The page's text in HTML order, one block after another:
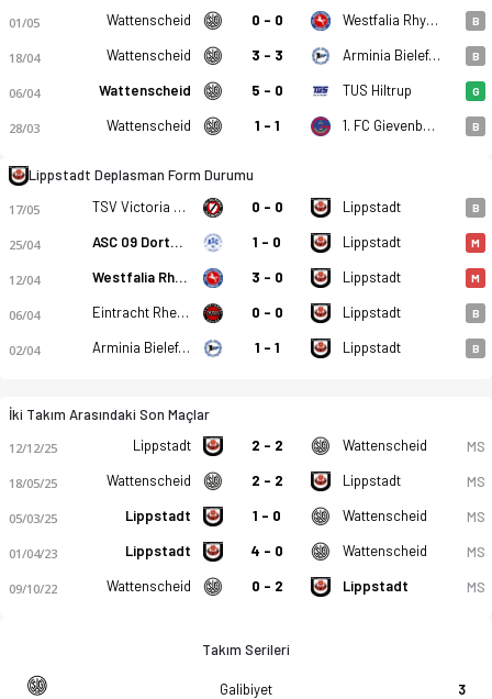
Wattenscheid 09 - SV Lippstadt 08 0-0 bitti. Gol anları,
01/05 Wattenscheid 0 - 0 Westfalia Rhynern B
18/04 Wattenscheid 3 - 3 Arminia Bielefeld (A) B
06/04 Wattenscheid 5 - 0 TUS Hiltrup G
28/03 Wattenscheid 1 - 1 1. FC Gievenbeck B
Lippstadt Deplasman Form Durumu
17/05 TSV Victoria Clarholz 0 - 0 Lippstadt B
25/04 ASC 09 Dortmund 1 - 0 Lippstadt M
12/04 Westfalia Rhynern 3 - 0 Lippstadt M
06/04 Eintracht Rheine 0 - 0 Lippstadt B
02/04 Arminia Bielefeld (A) 1 - 1 Lippstadt B
İki Takım Arasındaki Son Maçlar
12/12/25 Lippstadt 2 - 2 Wattenscheid MS
18/05/25 Wattenscheid 2 - 2 Lippstadt MS
05/03/25 Lippstadt 1 - 0 Wattenscheid MS
01/04/23 Lippstadt 4 - 0 Wattenscheid MS
09/10/22 Wattenscheid 0 - 2 Lippstadt MS
Takım Serileri
Galibiyet 3